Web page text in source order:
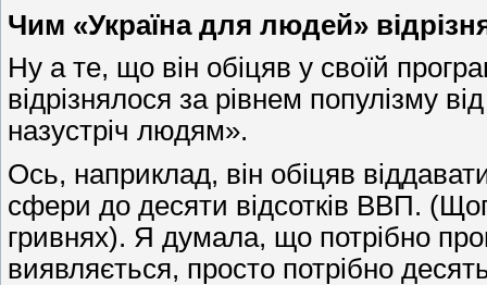
Чим «Україна для людей»
Ну а те, що він обіцяв у своїй
відрізнялося за рівнем популізму
назустріч людям».
Ось, наприклад, він обіцяв
сфери до десяти відсотків ВВП.
гривнях). Я думала, що потрібно
виявляється, просто потрібно